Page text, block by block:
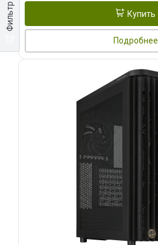
Фильтр Купить
Подробнее